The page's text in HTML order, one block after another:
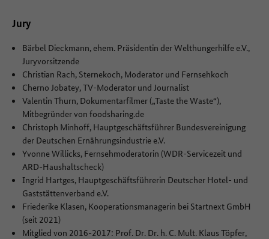
Jury
Bärbel Dieckmann, ehem. Präsidentin der Welthungerhilfe e.V.,
Juryvorsitzende
Christian Rach, Sternekoch, Moderator und Fernsehkoch
Cherno Jobatey, TV-Moderator und Journalist
Valentin Thurn, Dokumentarfilmer („Taste the Waste“),
Mitbegründer von foodsharing.de
Christoph Minhoff, Hauptgeschäftsführer Bundesvereinigung
der Deutschen Ernährungsindustrie e.V.
Yvonne Willicks, Fernsehmoderatorin (WDR-Servicezeit und
ARD-Haushaltscheck)
Ingrid Hartges, Hauptgeschäftsführerin Deutscher Hotel- und
Gaststättenverband e.V.
Friederike Klasen, Kooperationsmanagerin bei Startnext GmbH
(seit 2021)
Mitglied von 2016-2017: Prof. Dr. Dr. h. C. Mult. Klaus Töpfer,